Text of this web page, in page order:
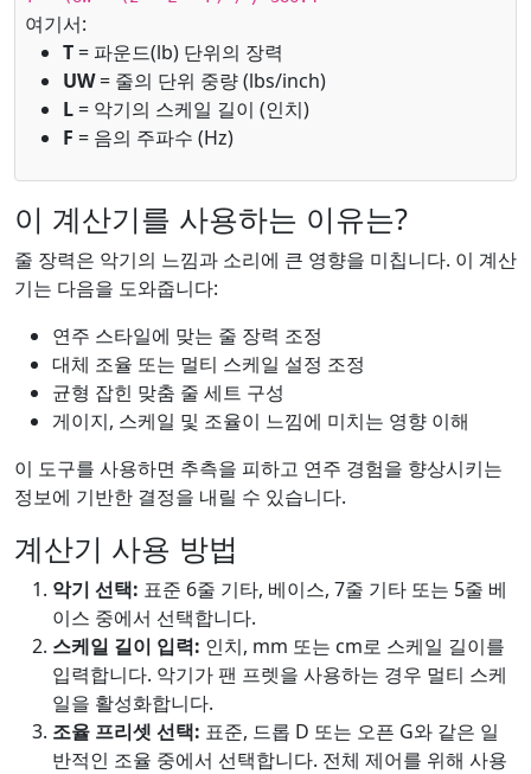
여기서:
T= 파운드(lb) 단위의 장력
UW= 줄의 단위 중량 (lbs/inch)
L= 악기의 스케일 길이 (인치)
F = 음의 주파수 (Hz)
이 계산기를 사용하는 이유는?
줄 장력은 악기의 느낌과 소리에 큰 영향을 미칩니다. 이 계산
기는 다음을 도와줍니다:
연주 스타일에 맞는 줄 장력 조정
대체 조율 또는 멀티 스케일 설정 조정
균형 잡힌 맞춤 줄 세트 구성
게이지, 스케일 및 조율이 느낌에 미치는 영향 이해
이 도구를 사용하면 추측을 피하고 연주 경험을 향상시키는
정보에 기반한 결정을 내릴 수 있습니다.
계산기 사용 방법
악기 선택: 표준 6줄 기타, 베이스, 7줄 기타 또는 5줄 베
이스 중에서 선택합니다.
스케일 길이 입력: 인치, mm 또는 cm로 스케일 길이를
입력합니다. 악기가 팬 프렛을 사용하는 경우 멀티 스케
일을 활성화합니다.
조율 프리셋 선택: 표준, 드롭 D 또는 오픈 G와 같은 일
반적인 조율 중에서 선택합니다. 전체 제어를 위해 사용